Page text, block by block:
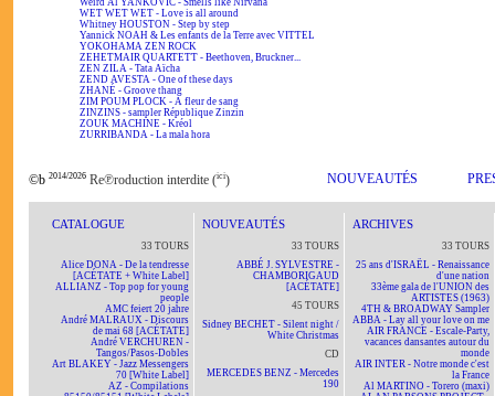
Weird Al YANKOVIC - Smells like Nirvana
WET WET WET - Love is all around
Whitney HOUSTON - Step by step
Yannick NOAH & Les enfants de la Terre avec VITTEL
YOKOHAMA ZEN ROCK
ZEHETMAIR QUARTETT - Beethoven, Bruckner...
ZEN ZILA - Tata Aïcha
ZEND AVESTA - One of these days
ZHANÉ - Groove thang
ZIM POUM PLOCK - A fleur de sang
ZINZINS - sampler République Zinzin
ZOUK MACHINE - Kréol
ZURRIBANDA - La mala hora
©b 2014/2026 Re℗roduction interdite (ici) NOUVEAUTÉS
CATALOGUE
33 TOURS
Alice DONA - De la tendresse
[ACÉTATE + White Label]
ALLIANZ - Top pop for young
people
AMC feiert 20 jahre
André MALRAUX - Discours
de mai 68 [ACÉTATE]
André VERCHUREN -
Tangos/Pasos-Dobles
Art BLAKEY - Jazz Messengers
70 [White Label]
AZ - Compilations
NOUVEAUTÉS
33 TOURS
ABBÉ J. SYLVESTRE -
CHAMBORIGAUD
[ACÉTATE]
45 TOURS
Sidney BECHET - Silent night /
White Christmas
CD
MERCEDES BENZ - Mercedes
190
ARCHIVES
33 TOURS
25 ans d'ISRAËL - Renaissance
d'une nation
33ème gala de l'UNION des
ARTISTES (1963)
4TH & BROADWAY Sampler
ABBA - Lay all your love on me
AIR FRANCE - Escale-Party,
vacances dansantes autour du
monde
AIR INTER - Notre monde c'est
la France
Al MARTINO - Torero (maxi)